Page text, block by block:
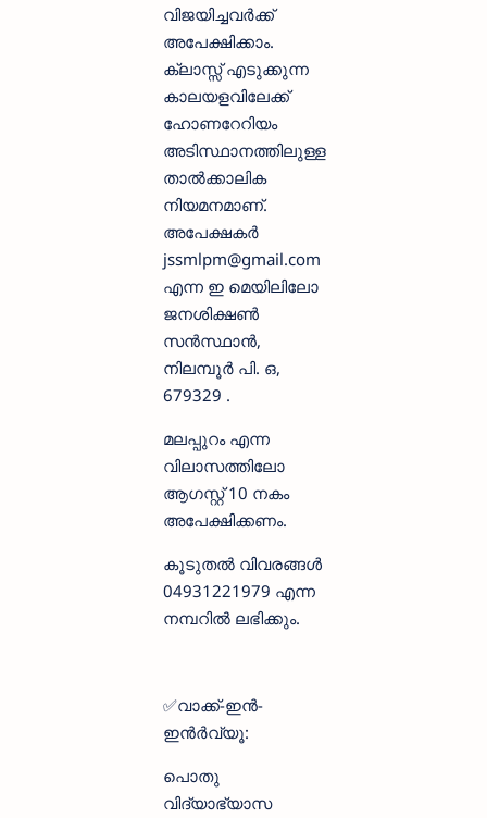
വിജയിച്ചവർക്ക്
അപേക്ഷിക്കാം.
ക്ലാസ്സ് എടുക്കുന്ന
കാലയളവിലേക്ക്
ഹോണറേറിയം
അടിസ്ഥാനത്തിലുള്ള
താൽക്കാലിക
നിയമനമാണ്.
അപേക്ഷകർ
jssmlpm@gmail.com
എന്ന ഇ മെയിലിലോ
ജനശിക്ഷൺ
സൻസ്ഥാൻ,
നിലമ്പൂർ പി. ഒ,
679329 .
മലപ്പുറം എന്ന
വിലാസത്തിലോ
ആഗസ്റ്റ് 10 നകം
അപേക്ഷിക്കണം.
കൂടുതൽ വിവരങ്ങൾ
04931221979 എന്ന
നമ്പറിൽ ലഭിക്കും.
✅വാക്ക്-ഇൻ-
ഇൻർവ്യൂ:
പൊതു
വിദ്യാഭ്യാസ